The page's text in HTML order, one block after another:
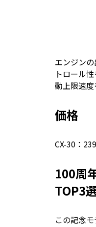
エンジン
トロール
動上限速度
価格
CX-30：
100周
TOP3
この記念